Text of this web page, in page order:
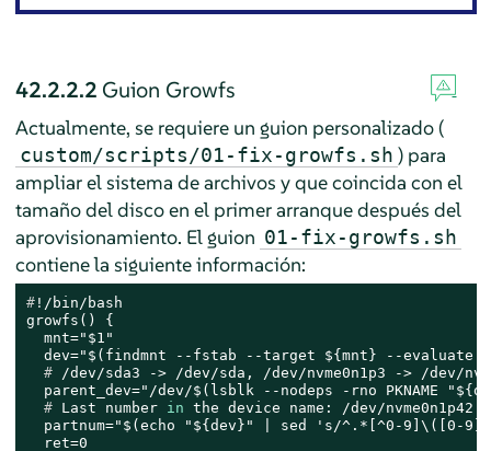
42.2.2.2 Guion Growfs
Actualmente, se requiere un guion personalizado (
custom/scripts/01-fix-growfs.sh ) para
ampliar el sistema de archivos y que coincida con el
tamaño del disco en el primer arranque después del
aprovisionamiento. El guion 01-fix-growfs.sh
contiene la siguiente información:
#!/bin/bash
growfs() {
  mnt="$1"
  #
/dev/sda3 -> /dev/sda, /dev/nvme0n1p3 -> /dev/
  #
Last number in the device name: /dev/nvme0n1p42
partnum="$(echo "${dev}" | sed 's/^.*[^0-9]\([0-
  ret=0